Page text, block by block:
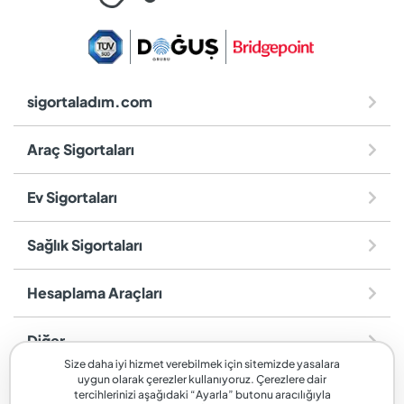
sigortaladım.com
Araç Sigortaları
Ev Sigortaları
Sağlık Sigortaları
Hesaplama Araçları
Diğer
sigortaladım.com, SİGORTALADIM SİGORTA VE REASÜRANS
Size daha iyi hizmet verebilmek için sitemizde yasalara
uygun olarak çerezler kullanıyoruz. Çerezlere dair
tercihlerinizi aşağıdaki “Ayarla” butonu aracılığıyla